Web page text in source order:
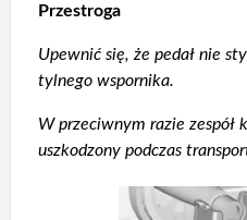
Przestroga
Upewnić się, że pedał nie
tylnego wspornika.
W przeciwnym razie zespół
uszkodzony podczas